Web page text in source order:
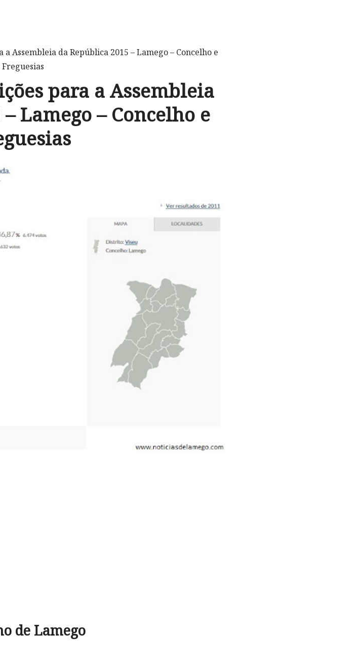
Assembleia da República 2015 – Lamego – Concelho e
Freguesias
para a Assembleia
Lamego – Concelho e
de Lamego